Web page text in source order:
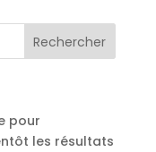
pour
les résultats